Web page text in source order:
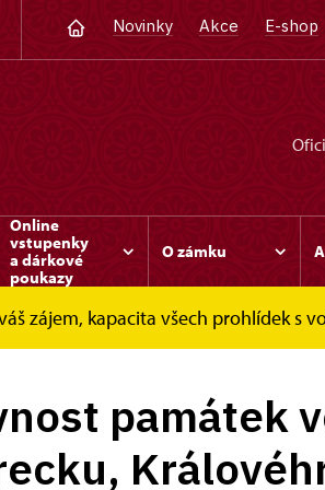
Novinky Akce E-shop
Online
vstupenky
a dárkové
poukazy
O zámku
zájem, kapacita všech prohlídek s
Návštěvnost památek ve správě...
památek